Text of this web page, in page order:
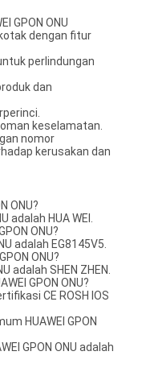
GPON ONU
kotak dengan fitur
perlindungan
dan
keselamatan.
nomor
kerusakan dan
ONU?
adalah HUA WEI.
ONU?
adalah EG8145V5.
ONU?
adalah SHEN ZHEN.
GPON ONU?
CE ROSH IOS
HUAWEI GPON
GPON ONU adalah